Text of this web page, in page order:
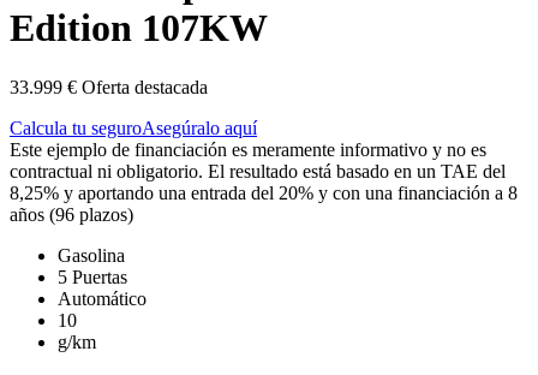
Edition 107KW
33.999 € Oferta destacada
Calcula tu seguroAsegúralo aquí
Este ejemplo de financiación es meramente informativo y no es
contractual ni obligatorio. El resultado está basado en un TAE del
8,25% y aportando una entrada del 20% y con una financiación a 8
años (96 plazos)
Gasolina
5 Puertas
Automático
10
g/km